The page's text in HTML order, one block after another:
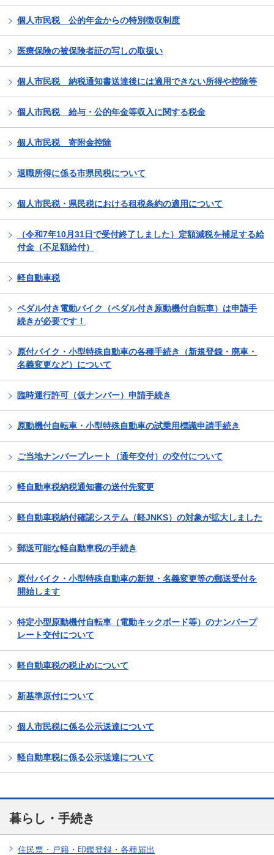
個人市民税 公的年金からの特別徴収制度
医療保険の被保険者証の写しの取扱い
個人市民税 納税通知書送達後には適用できない所得や控除等
個人市民税 給与・公的年金等収入に関する税金
個人市民税 寄附金控除
退職所得に係る市県民税について
個人市民税・県民税における租税条約の適用について
（令和7年10月31日で受付終了しました）定額減税を補足する給
付金（不足額給付）
軽自動車税
ペダル付き電動バイク（ペダル付き原動機付自転車）は申請手
続きが必要です！
原付バイク・小型特殊自動車の各種手続き（新規登録・廃車・
名義変更など）について
臨時運行許可（仮ナンバー）申請手続き
原動機付自転車・小型特殊自動車の試乗用標識申請手続き
ご当地ナンバープレート（通年交付）の交付について
軽自動車税納税通知書の送付先変更
軽自動車税納付確認システム（軽JNKS）の対象が拡大しました
郵送可能な軽自動車税の手続き
原付バイク・小型特殊自動車の新規・名義変更等の郵送受付を
開始します
特定小型原動機付自転車（電動キックボード等）のナンバープ
レート交付について
軽自動車税の税止めについて
新基準原付について
個人市民税に係る公示送達について
軽自動車税に係る公示送達について
暮らし・手続き
住民票・戸籍・印鑑登録・各種届出